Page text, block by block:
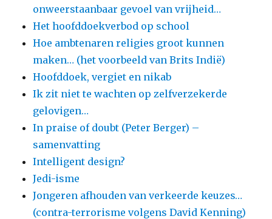
onweerstaanbaar gevoel van vrijheid…
Het hoofddoekverbod op school
Hoe ambtenaren religies groot kunnen
maken… (het voorbeeld van Brits Indië)
Hoofddoek, vergiet en nikab
Ik zit niet te wachten op zelfverzekerde
gelovigen…
In praise of doubt (Peter Berger) –
samenvatting
Intelligent design?
Jedi-isme
Jongeren afhouden van verkeerde keuzes…
(contra-terrorisme volgens David Kenning)